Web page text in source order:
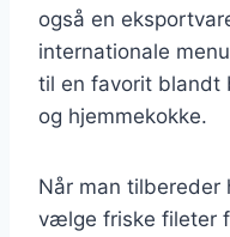
også en
internationale
til en favorit blandt
og hjemmekokke.
Når man
vælge friske fileter